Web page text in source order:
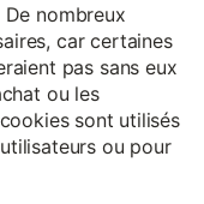
nombreux
car certaines
pas sans eux
ou les
sont utilisés
ou pour